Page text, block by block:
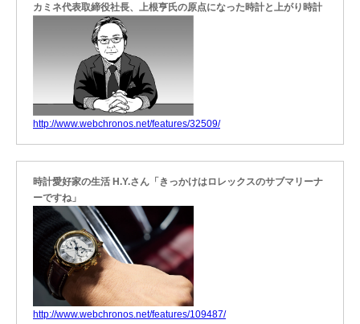
カミネ代表取締役社長、上根亨氏の原点になった時計と上がり時計
http://www.webchronos.net/features/32509/
時計愛好家の生活 H.Y.さん「きっかけはロレックスのサブマリーナ
ーですね」
http://www.webchronos.net/features/109487/